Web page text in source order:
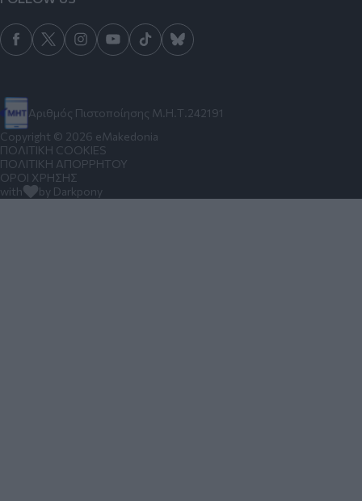
Αριθμός Πιστοποίησης Μ.Η.Τ.242191
Copyright © 2026 eMakedonia
ΠΟΛΙΤΙΚΗ COOKIES
ΠΟΛΙΤΙΚΗ ΑΠΟΡΡΗΤΟΥ
ΟΡΟΙ ΧΡΗΣΗΣ
with
by Darkpony